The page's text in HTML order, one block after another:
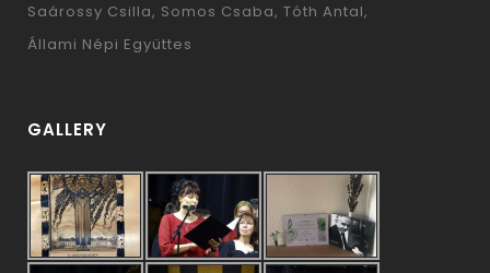
Saárossy Csilla Somos Csaba Tóth Antal
Állami Népi Együttes
GALLERY